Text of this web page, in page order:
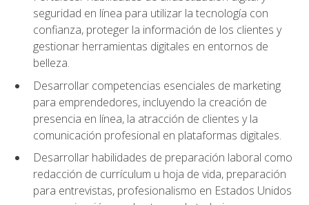
seguridad en línea para utilizar la tecnología con
confianza, proteger la información de los clientes y
gestionar herramientas digitales en entornos de
belleza.
Desarrollar competencias esenciales de marketing
para emprendedores, incluyendo la creación de
presencia en línea, la atracción de clientes y la
comunicación profesional en plataformas digitales.
Desarrollar habilidades de preparación laboral como
redacción de currículum u hoja de vida, preparación
para entrevistas, profesionalismo en Estados Unidos